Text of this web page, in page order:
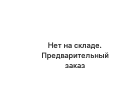
Нет на складе.
Предварительный
заказ